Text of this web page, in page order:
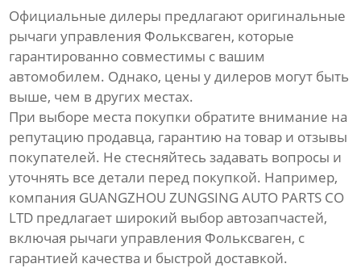
Официальные дилеры предлагают оригинальные
рычаги управления Фольксваген, которые
гарантированно совместимы с вашим
автомобилем. Однако, цены у дилеров могут быть
выше, чем в других местах.
При выборе места покупки обратите внимание на
репутацию продавца, гарантию на товар и отзывы
покупателей. Не стесняйтесь задавать вопросы и
уточнять все детали перед покупкой. Например,
компания GUANGZHOU ZUNGSING AUTO PARTS CO
LTD предлагает широкий выбор автозапчастей,
включая рычаги управления Фольксваген, с
гарантией качества и быстрой доставкой.